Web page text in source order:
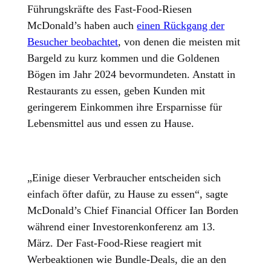
Führungskräfte des Fast-Food-Riesen
McDonald’s haben aucheinen Rückgang der
Besucher beobachtet, von denen die meisten mit
Bargeld zu kurz kommen und die Goldenen
Bögen im Jahr 2024 bevormundeten. Anstatt in
Restaurants zu essen, geben Kunden mit
geringerem Einkommen ihre Ersparnisse für
Lebensmittel aus und essen zu Hause.
„Einige dieser Verbraucher entscheiden sich
einfach öfter dafür, zu Hause zu essen“, sagte
McDonald’s Chief Financial Officer Ian Borden
während einer Investorenkonferenz am 13.
März. Der Fast-Food-Riese reagiert mit
Werbeaktionen wie Bundle-Deals, die an den